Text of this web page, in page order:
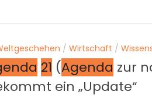
/ Wirtschaft /
21 (Agenda zur
ein „Update“